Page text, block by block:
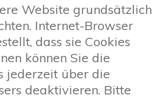
Website grundsätzlich
Internet-Browser
dass sie Cookies
können Sie die
jederzeit über die
deaktivieren. Bitte